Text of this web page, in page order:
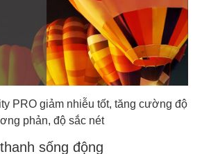
PRO giảm nhiễu tốt, tăng cường độ
phản, độ sắc nét
sống động